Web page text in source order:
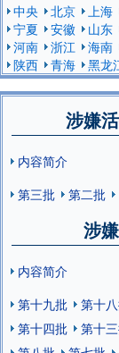
中央 北京 上海
宁夏
安徽 山东
河南
浙江 海南
陕西
青海 黑龙
涉嫌
内容简介
第三批
第二批
涉
内容简介
第十九批
第十
第十四批
第十